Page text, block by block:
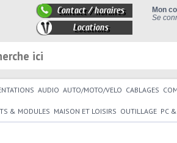
Mon
Se
Contact / horaires
Locations
AUDIO AUTO/MOTO/VELO CABLAGES
& MODULES MAISON ET LOISIRS OUTILLAGE PC